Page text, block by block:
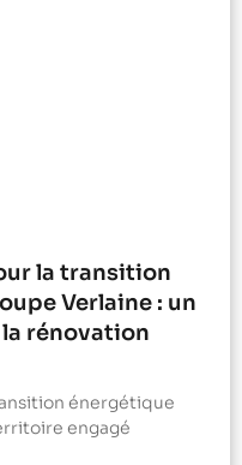
la transition
Verlaine : un
rénovation
énergétique
engagé